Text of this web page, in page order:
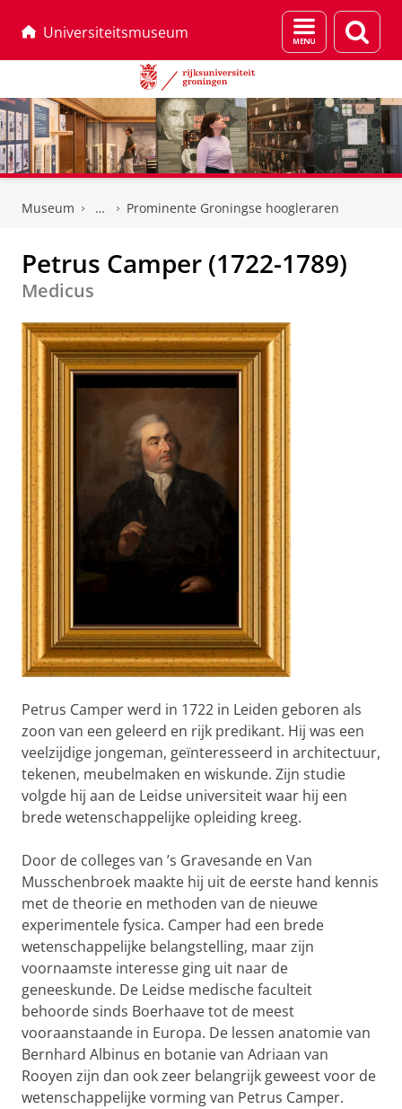
Universiteitsmuseum
Menu
en
Museum Prominente Groningse hoogleraren
Petrus Camper (1722-1789)
Medicus
Petrus Camper werd in 1722 in Leiden geboren als
zoon van een geleerd en rijk predikant. Hij was een
veelzijdige jongeman, geïnteresseerd in architectuur,
tekenen, meubelmaken en wiskunde. Zijn studie
volgde hij aan de Leidse universiteit waar hij een
brede wetenschappelijke opleiding kreeg.
Door de colleges van ’s Gravesande en Van
Musschenbroek maakte hij uit de eerste hand kennis
met de theorie en methoden van de nieuwe
experimentele fysica. Camper had een brede
wetenschappelijke belangstelling, maar zijn
voornaamste interesse ging uit naar de
geneeskunde. De Leidse medische faculteit
behoorde sinds Boerhaave tot de meest
vooraanstaande in Europa. De lessen anatomie van
Bernhard Albinus en botanie van Adriaan van
Rooyen zijn dan ook zeer belangrijk geweest voor de
wetenschappelijke vorming van Petrus Camper.